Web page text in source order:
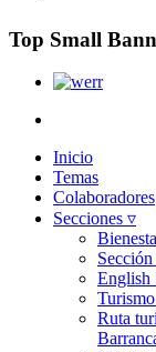
Top Small
Inicio
Temas
Colaboradores
Secciones ▿
Sección
English
Ruta